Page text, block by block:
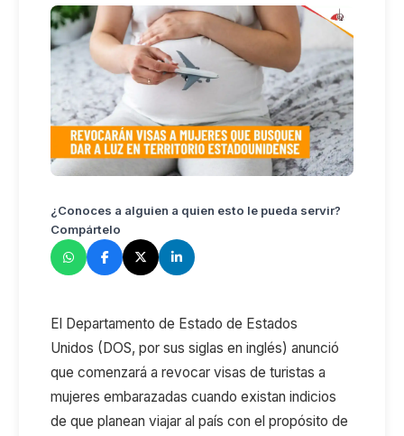
¿Conoces a alguien a quien esto le pueda servir?
Compártelo
El Departamento de Estado de Estados
Unidos (DOS, por sus siglas en inglés) anunció
que comenzará a revocar visas de turistas a
mujeres embarazadas cuando existan indicios
de que planean viajar al país con el propósito de